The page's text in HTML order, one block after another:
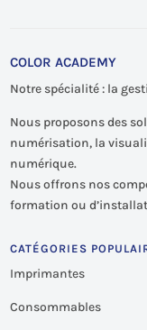
COLOR ACADEMY
Notre spécialité : la
Nous proposons des
numérisation, la
numérique.
Nous offrons nos
formation ou
CATÉGORIES
Imprimantes
Consommables